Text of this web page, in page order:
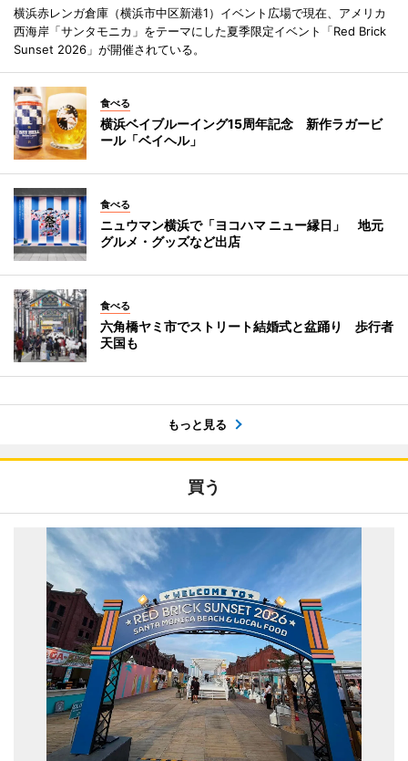
横浜赤レンガ倉庫（横浜市中区新港1）イベント広場で現在、アメリカ
西海岸「サンタモニカ」をテーマにした夏季限定イベント「Red Brick
Sunset 2026」が開催されている。
食べる
横浜ベイブルーイング15周年記念 新作ラガービ
ール「ベイヘル」
食べる
ニュウマン横浜で「ヨコハマ ニュー縁日」 地元
グルメ・グッズなど出店
食べる
六角橋ヤミ市でストリート結婚式と盆踊り 歩行者
天国も
もっと見る
買う